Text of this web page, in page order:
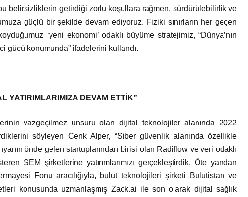
belirsizliklerin getirdiği zorlu koşullara rağmen, sürdürülebilirlik ve
güçlü bir şekilde devam ediyoruz. Fiziki sınırların her geçen
‘yeni ekonomi’ odaklı büyüme stratejimiz, “Dünya’nın
gücü konumunda” ifadelerini kullandı.
YATIRIMLARIMIZA DEVAM ETTİK”
vazgeçilmez unsuru olan dijital teknolojiler alanında 2022
söyleyen Cenk Alper, “Siber güvenlik alanında özellikle
önde gelen startuplarından birisi olan Radiflow ve veri odaklı
SEM şirketlerine yatırımlarımızı gerçekleştirdik. Öte yandan
Fonu aracılığıyla, bulut teknolojileri şirketi Bulutistan ve
konusunda uzmanlaşmış Zack.ai ile son olarak dijital sağlık